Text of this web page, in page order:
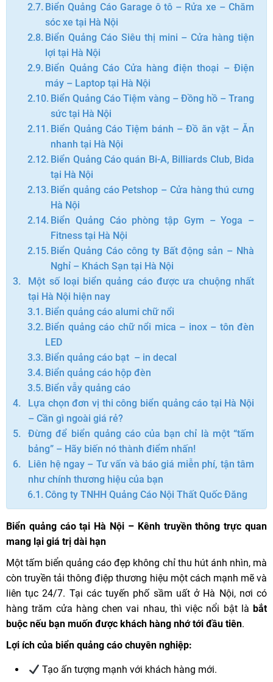
Biển Quảng Cáo Garage ô tô – Rửa xe – Chăm
sóc xe tại Hà Nội
Biển Quảng Cáo Siêu thị mini – Cửa hàng tiện
lợi tại Hà Nội
Biển Quảng Cáo Cửa hàng điện thoại – Điện
máy – Laptop tại Hà Nội
Biển Quảng Cáo Tiệm vàng – Đồng hồ – Trang
sức tại Hà Nội
Biển Quảng Cáo Tiệm bánh – Đồ ăn vặt – Ăn
nhanh tại Hà Nội
Biển Quảng Cáo quán Bi-A, Billiards Club, Bida
tại Hà Nội
Biển quảng cáo Petshop – Cửa hàng thú cưng
Hà Nội
Biển Quảng Cáo phòng tập Gym – Yoga –
Fitness tại Hà Nội
Biển Quảng Cáo công ty Bất động sản – Nhà
Nghỉ – Khách Sạn tại Hà Nội
Một số loại biển quảng cáo được ưa chuộng nhất
tại Hà Nội hiện nay
Biển quảng cáo alumi chữ nổi
Biển quảng cáo chữ nổi mica – inox – tôn đèn
LED
Biển quảng cáo bạt – in decal
Biển quảng cáo hộp đèn
Biển vẫy quảng cáo
Lựa chọn đơn vị thi công biển quảng cáo tại Hà Nội
– Cần gì ngoài giá rẻ?
Đừng để biển quảng cáo của bạn chỉ là một “tấm
bảng” – Hãy biến nó thành điểm nhấn!
Liên hệ ngay – Tư vấn và báo giá miễn phí, tận tâm
như chính thương hiệu của bạn
Công ty TNHH Quảng Cáo Nội Thất Quốc Đăng
Biển quảng cáo tại Hà Nội – Kênh truyền thông trực quan
mang lại giá trị dài hạn
Một tấm biển quảng cáo đẹp không chỉ thu hút ánh nhìn, mà
còn truyền tải thông điệp thương hiệu một cách mạnh mẽ và
liên tục 24/7. Tại các tuyến phố sầm uất ở Hà Nội, nơi có
hàng trăm cửa hàng chen vai nhau, thì việc nổi bật là bắt
buộc nếu bạn muốn được khách hàng nhớ tới đầu tiên.
Lợi ích của biển quảng cáo chuyên nghiệp:
Tạo ấn tượng mạnh với khách hàng mới.